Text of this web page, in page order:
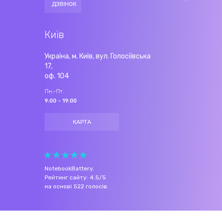
ДЗВІНОК
Київ
Україна, м. Київ, вул. Голосіївська
17,
оф. 104
Пн.-Пт.
9:00 - 19:00
КАРТА
NotebookBattery.
Рейтинг сайту: 4.5/5
на основі 522 голосів.